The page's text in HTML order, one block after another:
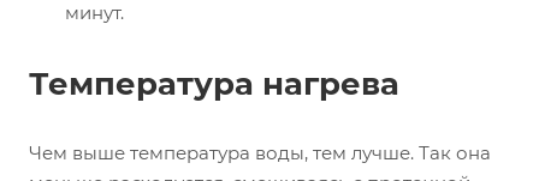
минут.
Температура нагрева
Чем выше температура воды, тем лучше. Так она